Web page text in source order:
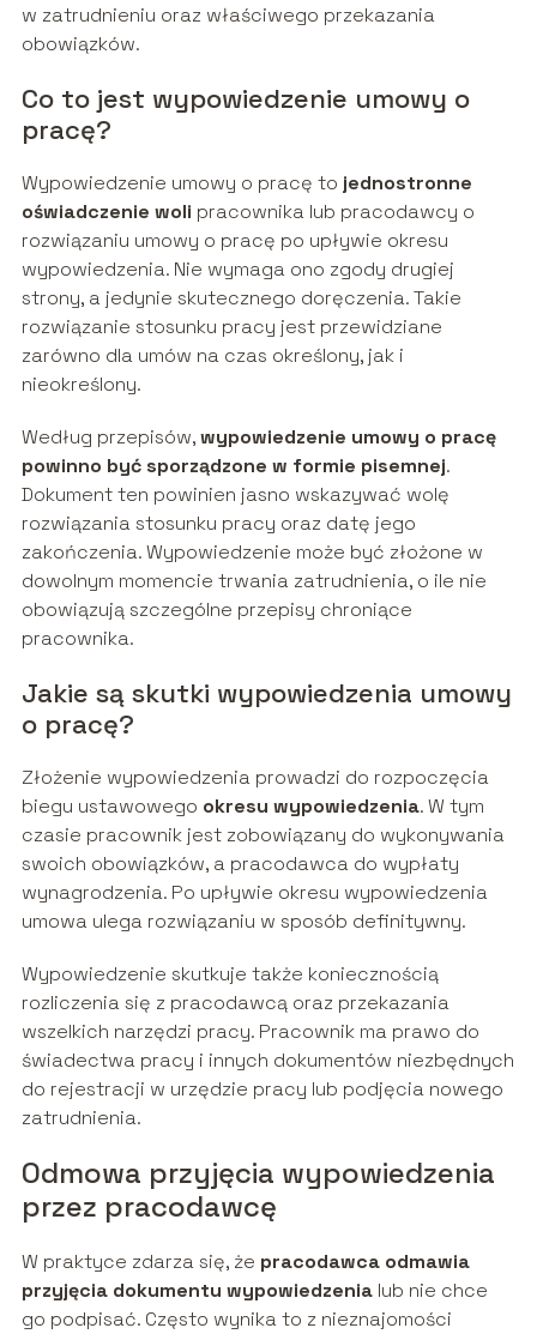
w zatrudnieniu oraz właściwego przekazania
obowiązków.
Co to jest wypowiedzenie umowy o
pracę?
Wypowiedzenie umowy o pracę to jednostronne
oświadczenie woli pracownika lub pracodawcy o
rozwiązaniu umowy o pracę po upływie okresu
wypowiedzenia. Nie wymaga ono zgody drugiej
strony, a jedynie skutecznego doręczenia. Takie
rozwiązanie stosunku pracy jest przewidziane
zarówno dla umów na czas określony, jak i
nieokreślony.
Według przepisów,wypowiedzenie umowy o pracę
powinno być sporządzone w formie pisemnej.
Dokument ten powinien jasno wskazywać wolę
rozwiązania stosunku pracy oraz datę jego
zakończenia. Wypowiedzenie może być złożone w
dowolnym momencie trwania zatrudnienia, o ile nie
obowiązują szczególne przepisy chroniące
pracownika.
Jakie są skutki wypowiedzenia umowy
o pracę?
Złożenie wypowiedzenia prowadzi do rozpoczęcia
biegu ustawowego okresu wypowiedzenia. W tym
czasie pracownik jest zobowiązany do wykonywania
swoich obowiązków, a pracodawca do wypłaty
wynagrodzenia. Po upływie okresu wypowiedzenia
umowa ulega rozwiązaniu w sposób definitywny.
Wypowiedzenie skutkuje także koniecznością
rozliczenia się z pracodawcą oraz przekazania
wszelkich narzędzi pracy. Pracownik ma prawo do
świadectwa pracy i innych dokumentów niezbędnych
do rejestracji w urzędzie pracy lub podjęcia nowego
zatrudnienia.
Odmowa przyjęcia wypowiedzenia
przez pracodawcę
W praktyce zdarza się, że pracodawca odmawia
przyjęcia dokumentu wypowiedzenialub nie chce
go podpisać. Często wynika to z nieznajomości